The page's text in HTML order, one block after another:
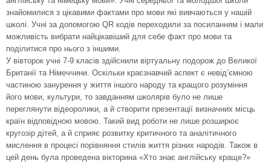
знайомилися з цікавими фактами про мови які вивчаються у нашій
школі. Учні за допомогою QR кодів переходили за посиланням і мали
можливість вибрати найцікавіший для себе факт про мови та
поділитися про нього з іншими.
У вівторок учні 7-9 класів здійснили віртуальну подорож до Великої
Британії та Німеччини. Оскільки краєзнавчий аспект є невід’ємною
частиною занурення у життя іншого народу та кращого розуміння
його мови, культури, то завданням школярів було не лише
переглянути відеоролики, а й створити презентації визначних місць
країн відповідною мовою. Такий вид роботи не лише розширює
кругозір дітей, а й сприяє розвитку критичного та аналітичного
мислення в процесі порівняння стилів життя різних народів. Також в
цей день була проведена вікторина «Хто знає англійську краще?»